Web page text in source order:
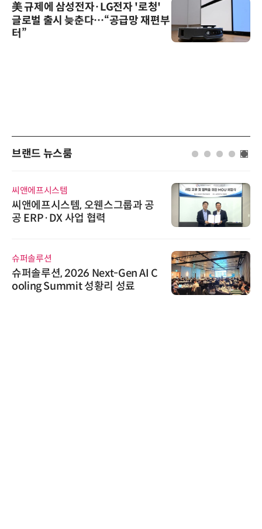
美 규제에 삼성전자·LG전자 '로청'
글로벌 출시 늦춘다…“공급망 재편부
터”
브랜드 뉴스룸
씨앤에프시스템
씨앤에프시스템, 오웬스그룹과 공
공 ERP·DX 사업 협력
슈퍼솔루션
슈퍼솔루션, 2026 Next-Gen AI C
ooling Summit 성황리 성료